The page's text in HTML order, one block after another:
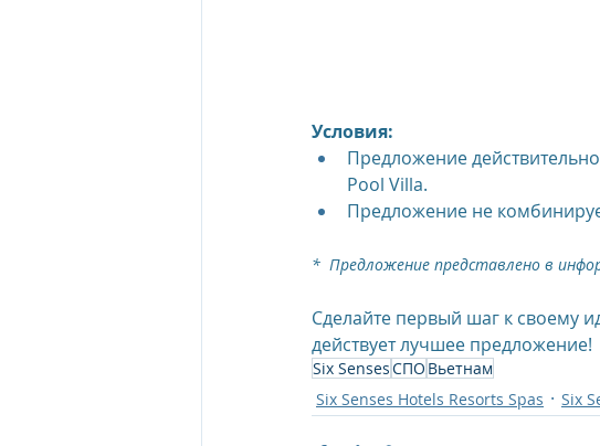
The Oberoi Dubai, UAE The Oberoi Philae,
Al Zorah Beach Resort Sun Resorts
Условия:
Предложение
Pool Villa.
Предложение не
*  Предложение представлено в
Сделайте первый шаг к своему
действует лучшее предложение!
Six SensesСПО Вьетнам
Six Senses Hotels Resorts Spas
Six